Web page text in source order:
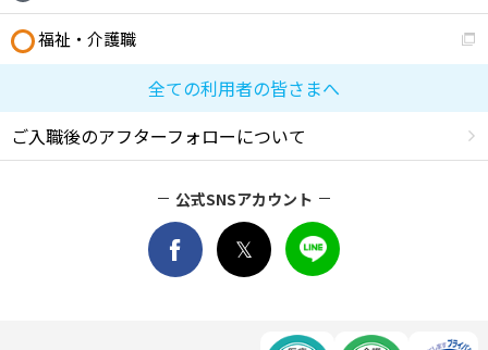
福祉・介護職
全ての利用者の皆さまへ
ご入職後のアフターフォローについて
公式SNSアカウント